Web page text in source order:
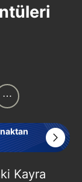
Kayra